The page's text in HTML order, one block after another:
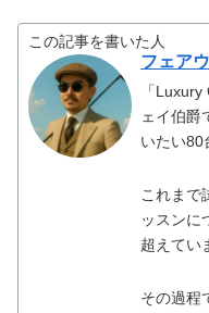
この記事を書いた人
フェア
「
ェイ伯爵
いたい80
これまで
ッスンに
超えてい
その過程